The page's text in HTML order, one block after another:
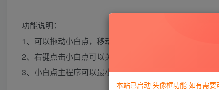
功能说明：
1、可以拖动小白点，移动文字的位置
2、右键点击小白点可以关闭桌面文字
3、小白点主程序可以最小化到系统托盘（通过单击图标
本站已启动 头像框功能 如有需要